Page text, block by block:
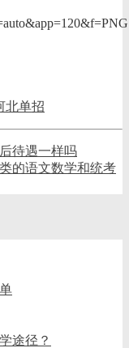
北单招
待遇一样吗
的语文数学和统考
途径？